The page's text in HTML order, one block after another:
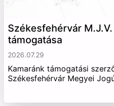
Székesfehérvár
támogatása
2026.07.29
Kamaránk támogatási
Székesfehérvár Megyei